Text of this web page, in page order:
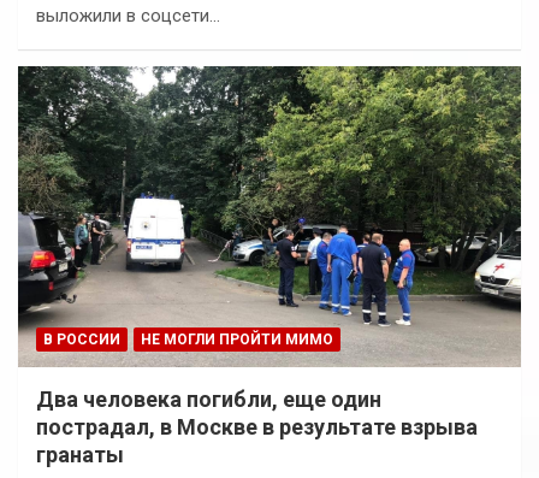
выложили в соцсети…
В РОССИИ НЕ МОГЛИ ПРОЙТИ МИМО
Два человека погибли, еще один
пострадал, в Москве в результате взрыва
гранаты